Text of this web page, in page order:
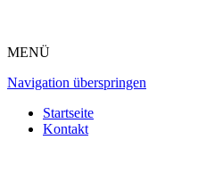
MENÜ
Navigation überspringen
Startseite
Kontakt